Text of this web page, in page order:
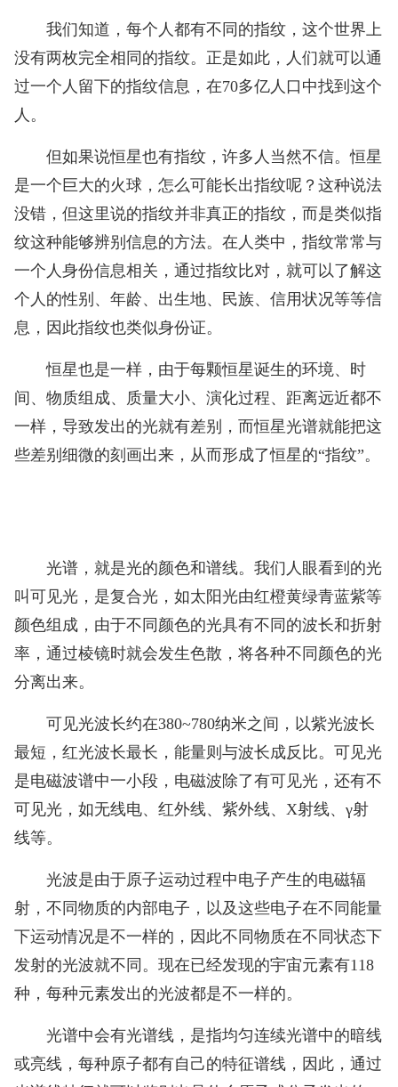
我们知道，每个人都有不同的指纹，这个世界上
没有两枚完全相同的指纹。正是如此，人们就可以通
过一个人留下的指纹信息，在70多亿人口中找到这个
人。
但如果说恒星也有指纹，许多人当然不信。恒星
是一个巨大的火球，怎么可能长出指纹呢？这种说法
没错，但这里说的指纹并非真正的指纹，而是类似指
纹这种能够辨别信息的方法。在人类中，指纹常常与
一个人身份信息相关，通过指纹比对，就可以了解这
个人的性别、年龄、出生地、民族、信用状况等等信
息，因此指纹也类似身份证。
恒星也是一样，由于每颗恒星诞生的环境、时
间、物质组成、质量大小、演化过程、距离远近都不
一样，导致发出的光就有差别，而恒星光谱就能把这
些差别细微的刻画出来，从而形成了恒星的“指纹”。
光谱，就是光的颜色和谱线。我们人眼看到的光
叫可见光，是复合光，如太阳光由红橙黄绿青蓝紫等
颜色组成，由于不同颜色的光具有不同的波长和折射
率，通过棱镜时就会发生色散，将各种不同颜色的光
分离出来。
可见光波长约在380~780纳米之间，以紫光波长
最短，红光波长最长，能量则与波长成反比。可见光
是电磁波谱中一小段，电磁波除了有可见光，还有不
可见光，如无线电、红外线、紫外线、X射线、γ射
线等。
光波是由于原子运动过程中电子产生的电磁辐
射，不同物质的内部电子，以及这些电子在不同能量
下运动情况是不一样的，因此不同物质在不同状态下
发射的光波就不同。现在已经发现的宇宙元素有118
种，每种元素发出的光波都是不一样的。
光谱中会有光谱线，是指均匀连续光谱中的暗线
或亮线，每种原子都有自己的特征谱线，因此，通过